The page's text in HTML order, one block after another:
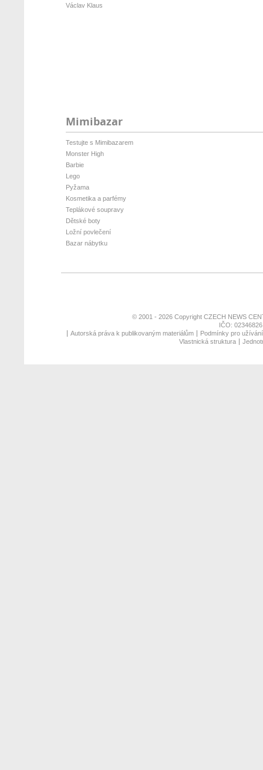
Václav Klaus
Mimibazar
Testujte s Mimibazarem
Monster High
Barbie
Lego
Pyžama
Kosmetika a parfémy
Teplákové soupravy
Dětské boty
Ložní povlečení
Bazar nábytku
© 2001 - 2026 Copyright CZECH NEWS
IČO:
Autorská práva k publikovaným materiálům
Podmínky pro
Vlastnická struktura